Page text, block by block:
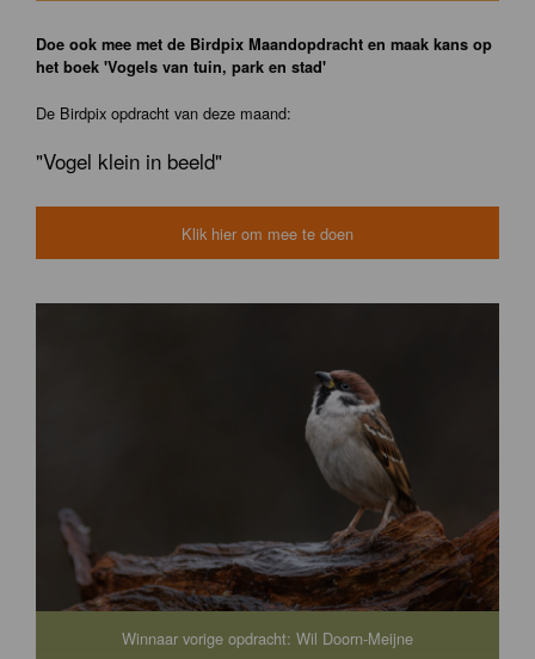
Doe ook mee met de Birdpix Maandopdracht en maak kans op
het boek 'Vogels van tuin, park en stad'
De Birdpix opdracht van deze maand:
"Vogel klein in beeld"
Klik hier om mee te doen
Winnaar vorige opdracht: Wil Doorn-Meijne